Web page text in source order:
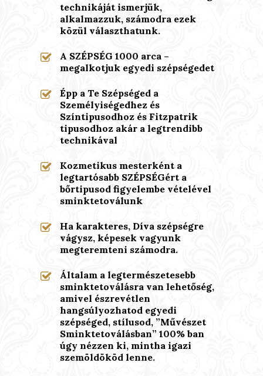
technikáját ismerjük,
alkalmazzuk, számodra ezek
közül választhatunk.
A SZÉPSÉG 1000 arca –
megalkotjuk egyedi szépségedet
Épp a Te Szépséged a
Személyiségedhez és
Színtipusodhoz és Fitzpatrik
tipusodhoz akár a legtrendibb
technikával
Kozmetikus mesterként a
legtartósabb SZÉPSÉGért a
bőrtipusod figyelembe vételével
sminktetoválunk
Ha karakteres, Díva szépségre
vágysz, képesek vagyunk
megteremteni számodra.
Általam a legtermészetesebb
sminktetoválásra van lehetőség,
amivel észrevétlen
hangsúlyozhatod egyedi
szépséged, stílusod, ”Művészet
Sminktetoválásban” 100% ban
úgy nézzen ki, mintha igazi
szemöldököd lenne.